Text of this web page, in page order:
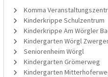
Komma
Kinderkrippe Schulzentrum
Kinderkrippe Am Wörgler
Kindergarten Wörgl
Seniorenheim Wörgl
Kindergarten Grömerweg
Kindergarten